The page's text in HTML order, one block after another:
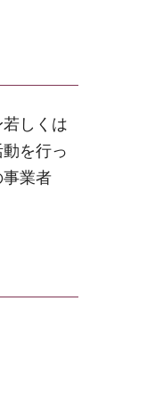
しくは
を行っ
業者